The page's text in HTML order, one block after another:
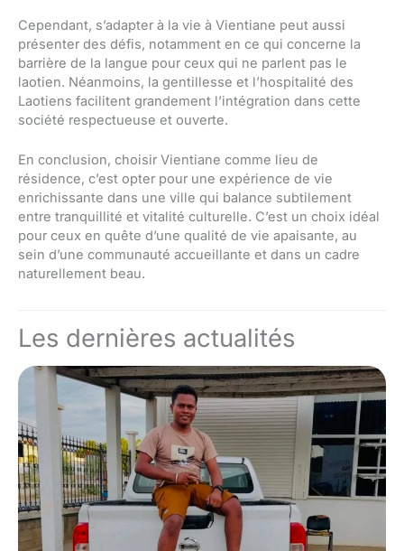
Cependant, s’adapter à la vie à Vientiane peut aussi
présenter des défis, notamment en ce qui concerne la
barrière de la langue pour ceux qui ne parlent pas le
laotien. Néanmoins, la gentillesse et l’hospitalité des
Laotiens facilitent grandement l’intégration dans cette
société respectueuse et ouverte.
En conclusion, choisir Vientiane comme lieu de
résidence, c’est opter pour une expérience de vie
enrichissante dans une ville qui balance subtilement
entre tranquillité et vitalité culturelle. C’est un choix idéal
pour ceux en quête d’une qualité de vie apaisante, au
sein d’une communauté accueillante et dans un cadre
naturellement beau.
Les dernières actualités